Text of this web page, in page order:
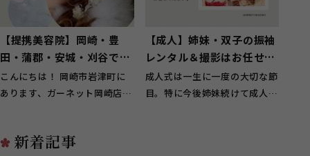
【提携美容院】岡崎・豊
田・蒲郡・安城・刈谷で成
人式の当日支度が出来る場
所をご紹介！
こんにちは！ 岡崎市岩津町に
あります、ガーネット岡崎店で
【成人】姉妹・双子の振袖
レンタル＆撮影はお任せく
ださい【岡崎市】
成人式は一生に一度の大切な節
目。特に今後姉妹続けて成人式
新着記事